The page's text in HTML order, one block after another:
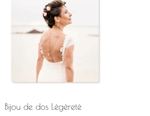
Bijou de dos Légèreté